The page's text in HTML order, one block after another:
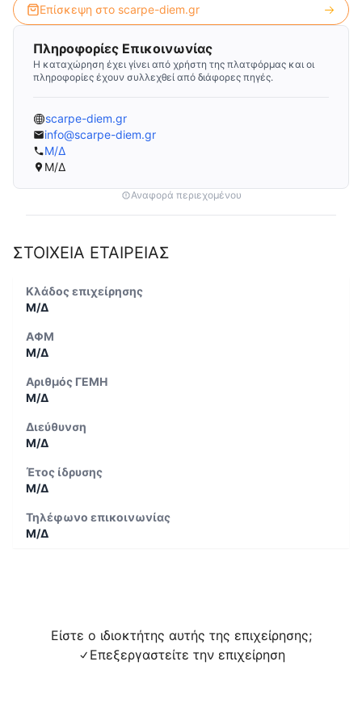
Επίσκεψη στο scarpe-diem.gr
Πληροφορίες Επικοινωνίας
Η καταχώρηση έχει γίνει από χρήστη της πλατφόρμας και οι
πληροφορίες έχουν συλλεχθεί από διάφορες πηγές.
scarpe-diem.gr
info@scarpe-diem.gr
Μ/Δ
Μ/Δ
Αναφορά περιεχομένου
ΣΤΟΙΧΕΙΑ ΕΤΑΙΡΕΙΑΣ
Κλάδος επιχείρησης
Μ/Δ
ΑΦΜ
Μ/Δ
Αριθμός ΓΕΜΗ
Μ/Δ
Διεύθυνση
Μ/Δ
Έτος ίδρυσης
Μ/Δ
Τηλέφωνο επικοινωνίας
Μ/Δ
Είστε ο ιδιοκτήτης αυτής της επιχείρησης;
Επεξεργαστείτε την επιχείρηση